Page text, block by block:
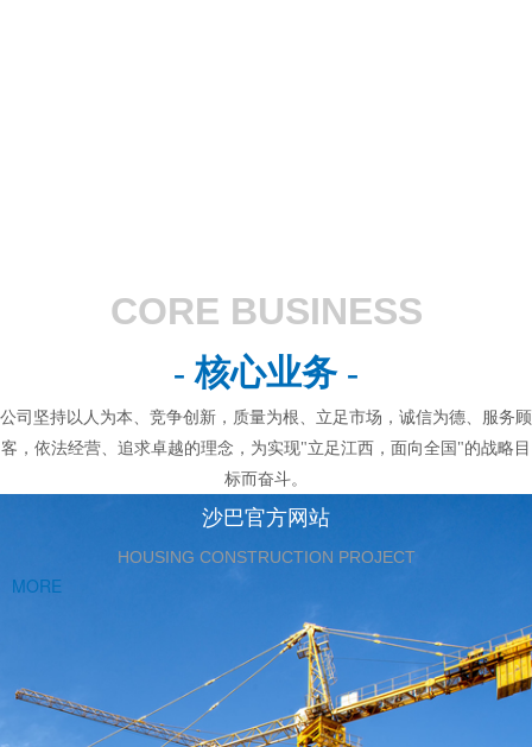
CORE BUSINESS
- 核心业务 -
公司坚持以人为本、竞争创新，质量为根、立足市场，诚信为德、服务顾
客，依法经营、追求卓越的理念，为实现"立足江西，面向全国"的战略目
标而奋斗。
沙巴官方网站
HOUSING CONSTRUCTION PROJECT
MORE